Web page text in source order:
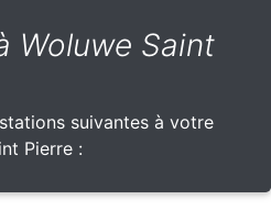
Woluwe Saint
suivantes à votre
Pierre :